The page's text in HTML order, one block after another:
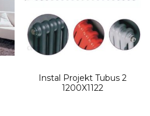
Instal Projekt Tubus 2
1200X1122